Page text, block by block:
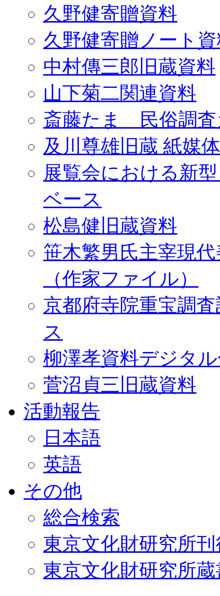
久野健寄贈資料
久野健寄贈ノート
中村傳三郎旧蔵資料
山下菊二関連資料
斎藤たま 民俗調査
及川尊雄旧蔵 紙媒
展覧会における新
ベース
松島健旧蔵資料
笹木繁男氏主宰現
（作家ファイル）
京都府寺院重宝調
ス
柳澤孝資料デジタ
菅沼貞三旧蔵資料
活動報告
日本語
英語
その他
総合検索
東京文化財研究所
東京文化財研究所